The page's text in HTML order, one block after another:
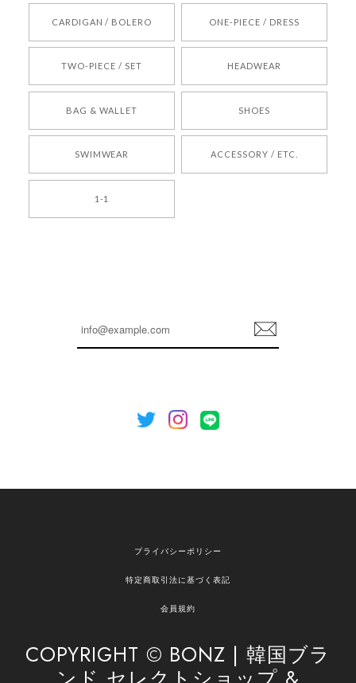
2026/05/24
250
2026/05/24
2026/04/14
を心がけてまいります。 またお探しの商品がござ
欲しかったものが買えて嬉しいです！ またお願いします。
の商品のお手伝いができ、喜んでいただけて大変
安心してお任せいただけるよう、丁寧な対応を心
がけてまいります。 また気になる商品がございま
CARDIGAN / BOLERO ONE-PIECE / DRESS
TWO-PIECE / SET HEADWEAR
BAG & WALLET SHOES
SWIMWEAR ACCESSORY / ETC.
1-1
登
録
プライバシーポリシー
特定商取引法に基づく表記
会員規約
COPYRIGHT © BONZ | 韓国ブラ